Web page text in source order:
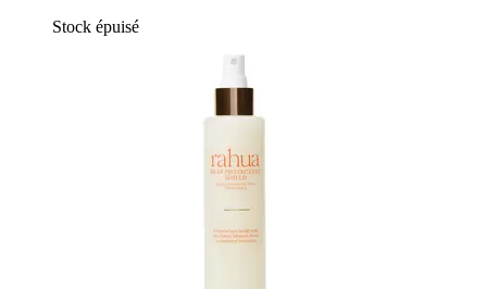
Stock épuisé